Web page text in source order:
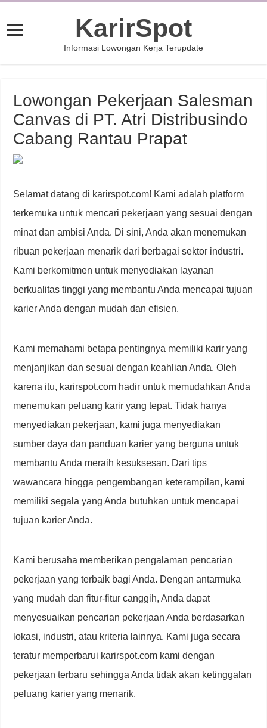
KarirSpot
Informasi Lowongan Kerja Terupdate
Lowongan Pekerjaan Salesman
Canvas di PT. Atri Distribusindo
Cabang Rantau Prapat
Selamat datang di karirspot.com! Kami adalah platform
terkemuka untuk mencari pekerjaan yang sesuai dengan
minat dan ambisi Anda. Di sini, Anda akan menemukan
ribuan pekerjaan menarik dari berbagai sektor industri.
Kami berkomitmen untuk menyediakan layanan
berkualitas tinggi yang membantu Anda mencapai tujuan
karier Anda dengan mudah dan efisien.
Kami memahami betapa pentingnya memiliki karir yang
menjanjikan dan sesuai dengan keahlian Anda. Oleh
karena itu, karirspot.com hadir untuk memudahkan Anda
menemukan peluang karir yang tepat. Tidak hanya
menyediakan pekerjaan, kami juga menyediakan
sumber daya dan panduan karier yang berguna untuk
membantu Anda meraih kesuksesan. Dari tips
wawancara hingga pengembangan keterampilan, kami
memiliki segala yang Anda butuhkan untuk mencapai
tujuan karier Anda.
Kami berusaha memberikan pengalaman pencarian
pekerjaan yang terbaik bagi Anda. Dengan antarmuka
yang mudah dan fitur-fitur canggih, Anda dapat
menyesuaikan pencarian pekerjaan Anda berdasarkan
lokasi, industri, atau kriteria lainnya. Kami juga secara
teratur memperbarui karirspot.com kami dengan
pekerjaan terbaru sehingga Anda tidak akan ketinggalan
peluang karier yang menarik.